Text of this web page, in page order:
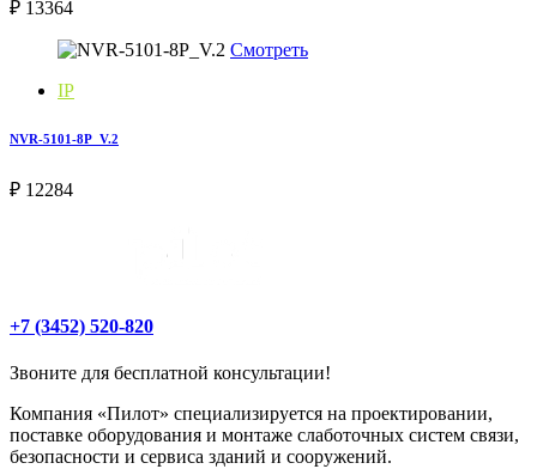
₽ 13364
Смотреть
IP
NVR-5101-8P_V.2
₽ 12284
+7 (3452) 520-820
Звоните для бесплатной консультации!
Компания «Пилот» специализируется на проектировании,
поставке оборудования и монтаже слаботочных систем связи,
безопасности и сервиса зданий и сооружений.